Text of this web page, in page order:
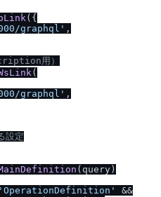
({
/graphql' ,
用）
(
/graphql' ,
設定
(query)
'OperationDefinition'
&&